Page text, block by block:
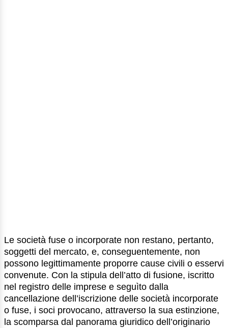
Le società fuse o incorporate non restano, pertanto,
soggetti del mercato, e, conseguentemente, non
possono legittimamente proporre cause civili o esservi
convenute. Con la stipula dell’atto di fusione, iscritto
nel registro delle imprese e seguìto dalla
cancellazione dell’iscrizione delle società incorporate
o fuse, i soci provocano, attraverso la sua estinzione,
la scomparsa dal panorama giuridico dell’originario